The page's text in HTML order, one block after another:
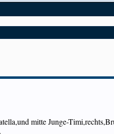
mitte Junge-